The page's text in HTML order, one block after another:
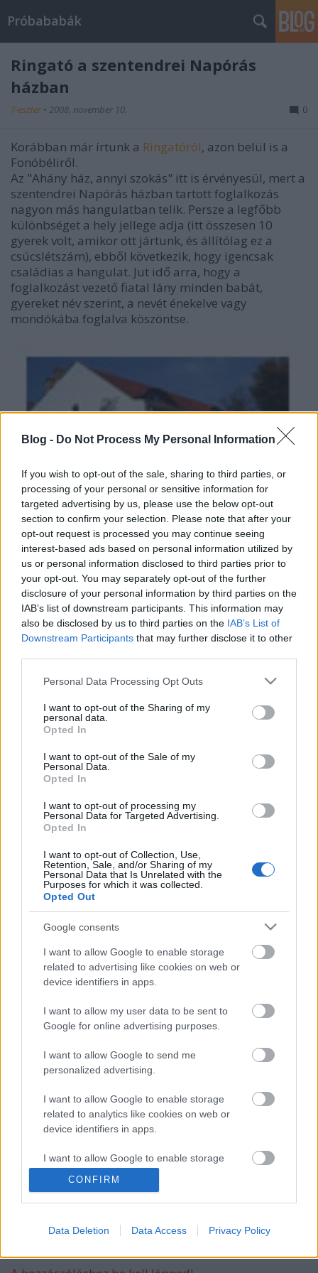
Blog - Do Not Process My Personal Information
If you wish to opt-out of the sale, sharing to third parties, or
processing of your personal or sensitive information for
targeted advertising by us, please use the below opt-out
section to confirm your selection. Please note that after your
opt-out request is processed you may continue seeing
interest-based ads based on personal information utilized by
us or personal information disclosed to third parties prior to
your opt-out. You may separately opt-out of the further
disclosure of your personal information by third parties on the
IAB’s list of downstream participants. This information may
also be disclosed by us to third parties on the IAB’s List of
Downstream Participants that may further disclose it to other
Please note that this website/app uses one or more Google
not limited to your visit or usage behaviour. You may click to
grant or deny consent to Google and its third-party tags to
use your data for below specified purposes in below Google
consent section.
Personal Data Processing Opt Outs
I want to opt-out of the Sharing of my
personal data.
Opted In
I want to opt-out of the Sale of my
Personal Data.
Opted In
I want to opt-out of processing my
Personal Data for Targeted Advertising.
Opted In
I want to opt-out of Collection, Use,
Retention, Sale, and/or Sharing of my
Personal Data that Is Unrelated with the
Purposes for which it was collected.
Opted Out
Google consents
I want to allow Google to enable storage
related to advertising like cookies on web or
device identifiers in apps.
I want to allow my user data to be sent to
Google for online advertising purposes.
I want to allow Google to send me
personalized advertising.
I want to allow Google to enable storage
related to analytics like cookies on web or
device identifiers in apps.
I want to allow Google to enable storage
related to functionality of the website or app.
I want to allow Google to enable storage
related to security, including authentication
CONFIRM
Data Deletion Data Access Privacy Policy
Próbababák
Ringató a szentendrei Napórás
házban
T-eszter • 2008. november 10. 0
Korábban már írtunk a Ringatóról, azon belül is a
Fonóbéliről.
Az "Ahány ház, annyi szokás" itt is érvényesül, mert a
szentendrei Napórás házban tartott foglalkozás
nagyon más hangulatban telik. Persze a legfőbb
különbséget a hely jellege adja (itt összesen 10
gyerek volt, amikor ott jártunk, és állítólag ez a
csúcslétszám), ebből következik, hogy igencsak
családias a hangulat. Jut idő arra, hogy a
foglalkozást vezető fiatal lány minden babát,
gyereket név szerint, a nevét énekelve vagy
mondókába foglalva köszöntse.
A másik fontos különbség a foglalkozást vezető
személyisége, varázsa. Itt ő maga is családiasabb
volt, persze ez nem jelenti azt, hogy a Fonóbéli hölgy
bármiben is elmaradna tőle. Egyszerűen csak: más.
Variálódnak a hangszerek is, így viszont egyre többet
Címkék:zene szórakozás
Ajánlott bejegyzések:
No akkor ismét és végleg
Hogy bírjátok?
Túlélőkalauz cipővásárláshoz
Sajátmárkás teszt: Mylove
Terhes vagy? Búcsút mondhatsz az
állásodnak!